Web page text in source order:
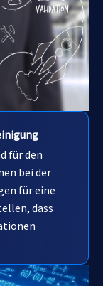
für den
bei der
für eine
dass